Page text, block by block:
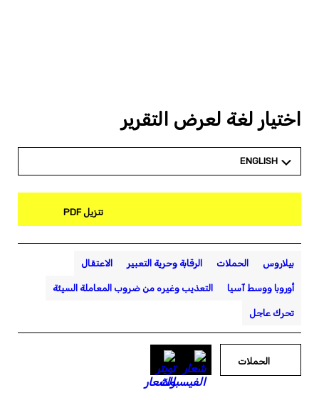
اختيار لغة لعرض التقرير
ENGLISH
تنزيل PDF
بيلاروس الحملات الرقابة وحرية التعبير الاعتقال
أوروبا ووسط آسيا التعذيب وغيره من ضروب المعاملة السيئة
تحرك عاجل
الحملات